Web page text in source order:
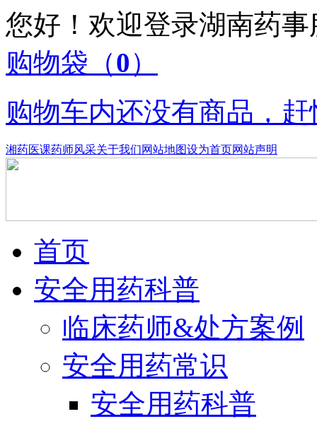
您好！欢迎登录湖南药
购物袋 （0）
购物车内还没有商品，
湘药医课药师风采关于我们网站地图设为首页网站声明
首页
安全用药科普
临床药师&处方案例
安全用药常识
安全用药科普